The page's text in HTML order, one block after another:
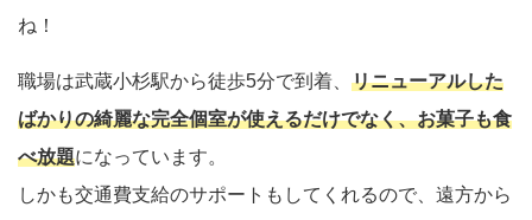
ね！
職場は武蔵小杉駅から徒歩5分で到着、 リニューアルした
ばかりの綺麗な完全個室が使えるだけでなく、お菓子も食
べ放題になっています。
しかも交通費支給のサポートもしてくれるので、遠方から